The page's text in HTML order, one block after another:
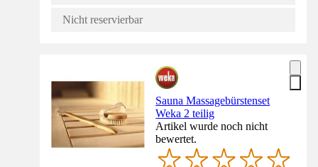
Nicht reservierbar
Sauna Massagebürstenset
Weka 2 teilig
Artikel wurde noch nicht
bewertet.